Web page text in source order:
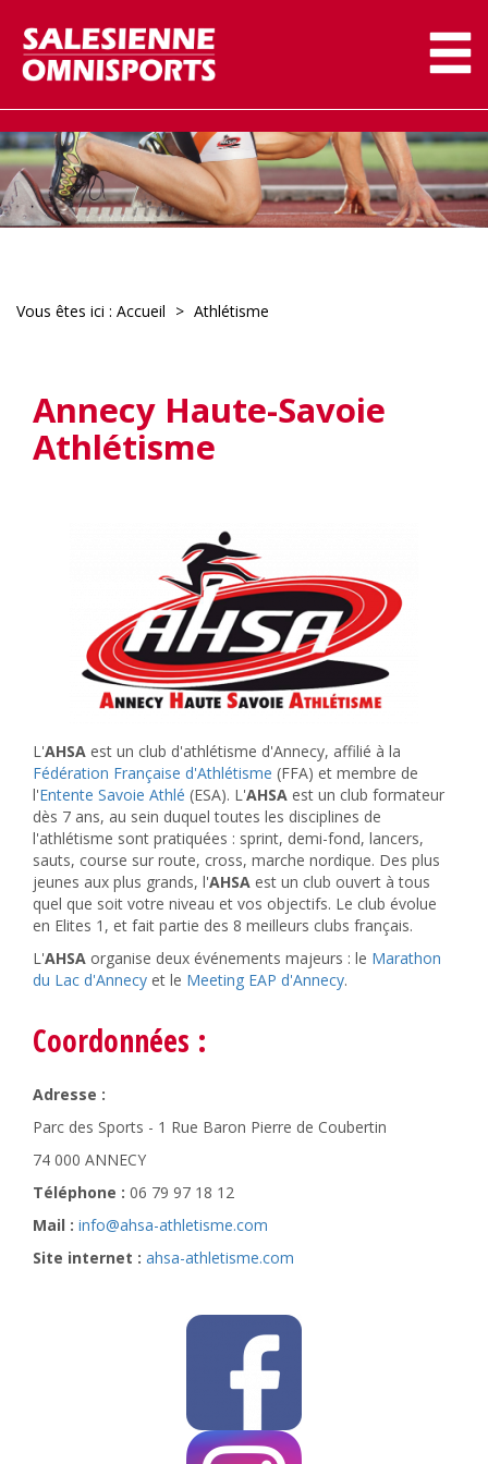
Vous êtes ici : Accueil Athlétisme
Annecy Haute-Savoie
Athlétisme
L'AHSA est un club d'athlétisme d'Annecy, affilié à la
Fédération Française d'Athlétisme (FFA) et membre de
l'Entente Savoie Athlé (ESA). L'AHSA est un club formateur
dès 7 ans, au sein duquel toutes les disciplines de
l'athlétisme sont pratiquées : sprint, demi-fond, lancers,
sauts, course sur route, cross, marche nordique. Des plus
jeunes aux plus grands, l'AHSA est un club ouvert à tous
quel que soit votre niveau et vos objectifs. Le club évolue
en Elites 1, et fait partie des 8 meilleurs clubs français.
L'AHSA organise deux événements majeurs : le Marathon
du Lac d'Annecy et le Meeting EAP d'Annecy.
Coordonnées :
Adresse :
Parc des Sports - 1 Rue Baron Pierre de Coubertin
74 000 ANNECY
Téléphone : 06 79 97 18 12
Mail : info@ahsa-athletisme.com
Site internet : ahsa-athletisme.com